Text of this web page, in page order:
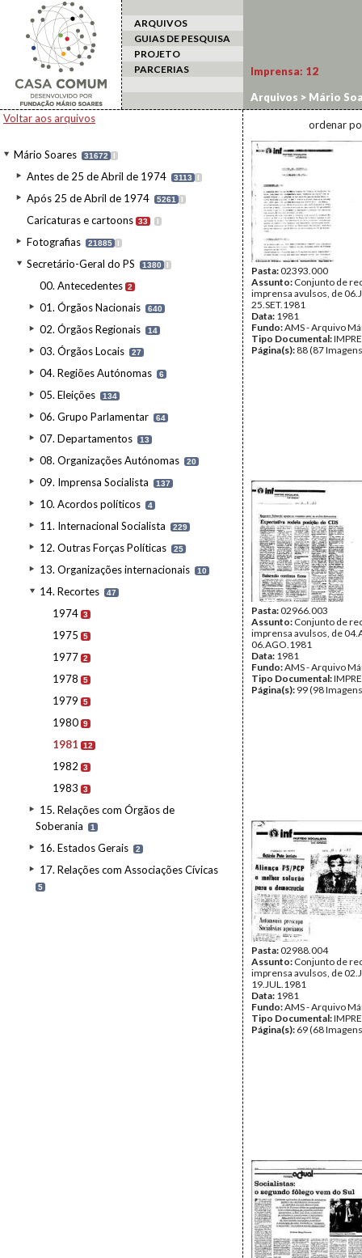
ARQUIVOS
GUIAS DE PESQUISA
PROJETO
PARCERIAS
Voltar aos arquivos
Mário Soares 31672 I
Antes de 25 de Abril de 1974 3113 I
Após 25 de Abril de 1974 5261 I
Caricaturas e cartoons 33 I
Fotografias 21885 I
Secretário-Geral do PS 1380 I
00. Antecedentes 2
01. Órgãos Nacionais 640
02. Órgãos Regionais 14
03. Órgãos Locais 27
04. Regiões Autónomas 6
05. Eleições 134
06. Grupo Parlamentar 64
07. Departamentos 13
08. Organizações Autónomas 20
09. Imprensa Socialista 137
10. Acordos políticos 4
11. Internacional Socialista 229
12. Outras Forças Políticas 25
13. Organizações internacionais 10
14. Recortes 47
1974 3
1975 5
1977 2
1978 5
1979 5
1980 9
1981 12
1982 3
1983 3
15. Relações com Órgãos de
Soberania
1
16. Estados Gerais 2
17. Relações com Associações Cívicas
5
Imprensa: 12
Arquivos > Mário
ordenar
Pasta:02393.000
Assunto: Conjunto de
imprensa avulsos, de
25.SET.1981
Data: 1981
Fundo:AMS - Arquivo
Tipo Documental:
Página(s): 88 (87
Pasta:02966.003
Assunto: Conjunto de
imprensa avulsos, de
06.AGO.1981
Data: 1981
Fundo:AMS - Arquivo
Tipo Documental:
Página(s): 99 (98
Pasta:02988.004
Assunto: Conjunto de
imprensa avulsos, de
19.JUL.1981
Data: 1981
Fundo:AMS - Arquivo
Tipo Documental:
Página(s): 69 (68